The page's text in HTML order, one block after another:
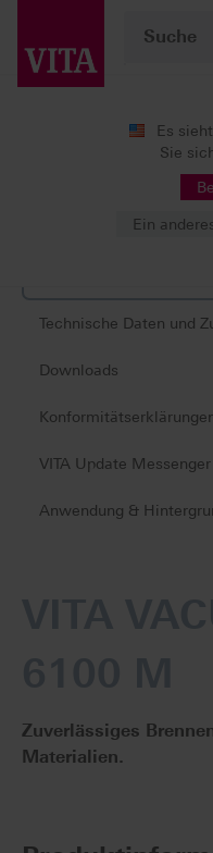
Es
Sie
Ein
Brandführung
Technische Daten und
Downloads
VITA Update Messenger
Anwendung &
Zuverlässiges
Materialien.